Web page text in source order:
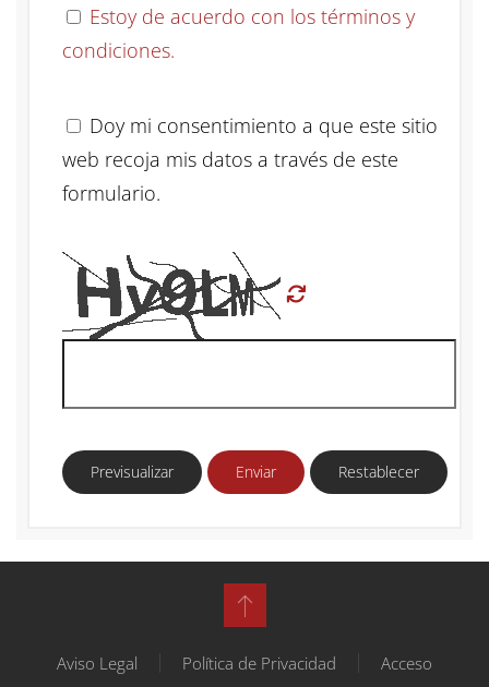
Estoy de acuerdo con los términos y
condiciones.
Doy mi consentimiento a que este sitio
web recoja mis datos a través de este
formulario.
Previsualizar Enviar Restablecer
Aviso Legal Política de Privacidad Acceso